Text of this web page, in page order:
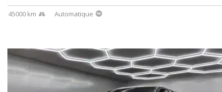
45000 km Automatique